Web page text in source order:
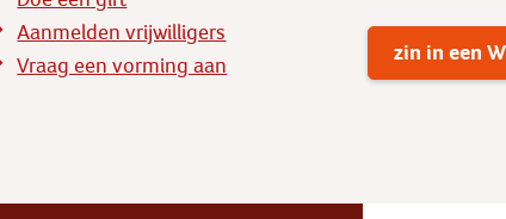
Aanmelden vrijwilligers
Vraag een vorming aan
zin in een